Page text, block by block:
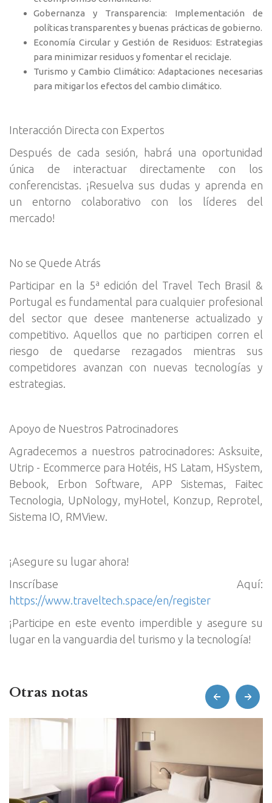
Gobernanza y Transparencia: Implementación de
políticas transparentes y buenas prácticas de gobierno.
Economía Circular y Gestión de Residuos: Estrategias
para minimizar residuos y fomentar el reciclaje.
Turismo y Cambio Climático: Adaptaciones necesarias
para mitigar los efectos del cambio climático.
Interacción Directa con Expertos
Después de cada sesión, habrá una oportunidad
única de interactuar directamente con los
conferencistas. ¡Resuelva sus dudas y aprenda en
un entorno colaborativo con los líderes del
mercado!
No se Quede Atrás
Participar en la 5ª edición del Travel Tech Brasil &
Portugal es fundamental para cualquier profesional
del sector que desee mantenerse actualizado y
competitivo. Aquellos que no participen corren el
riesgo de quedarse rezagados mientras sus
competidores avanzan con nuevas tecnologías y
estrategias.
Apoyo de Nuestros Patrocinadores
Agradecemos a nuestros patrocinadores: Asksuite,
Utrip - Ecommerce para Hotéis, HS Latam, HSystem,
Bebook, Erbon Software, APP Sistemas, Faitec
Tecnologia, UpNology, myHotel, Konzup, Reprotel,
Sistema IO, RMView.
¡Asegure su lugar ahora!
Inscríbase Aquí:
https://www.traveltech.space/en/register
¡Participe en este evento imperdible y asegure su
lugar en la vanguardia del turismo y la tecnología!
Otras notas prev next